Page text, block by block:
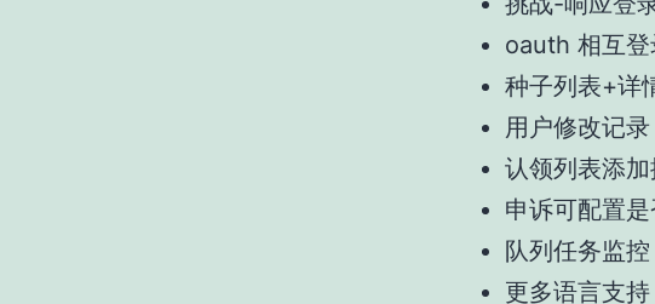
oauth 相互登
种子列表+详
用户修改记录
认领列表添
申诉可配置
队列任务监控
更多语言支持